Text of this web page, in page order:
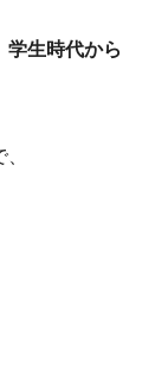
学生時代から